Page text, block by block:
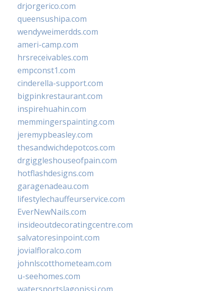
drjorgerico.com
queensushipa.com
wendyweimerdds.com
ameri-camp.com
hrsreceivables.com
empconst1.com
cinderella-support.com
bigpinkrestaurant.com
inspirehuahin.com
memmingerspainting.com
jeremypbeasley.com
thesandwichdepotcos.com
drgiggleshouseofpain.com
hotflashdesigns.com
garagenadeau.com
lifestylechauffeurservice.com
EverNewNails.com
insideoutdecoratingcentre.com
salvatoresinpoint.com
jovialfloralco.com
johnlscotthometeam.com
u-seehomes.com